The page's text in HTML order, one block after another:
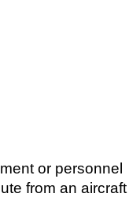
or personnel
from an aircraft